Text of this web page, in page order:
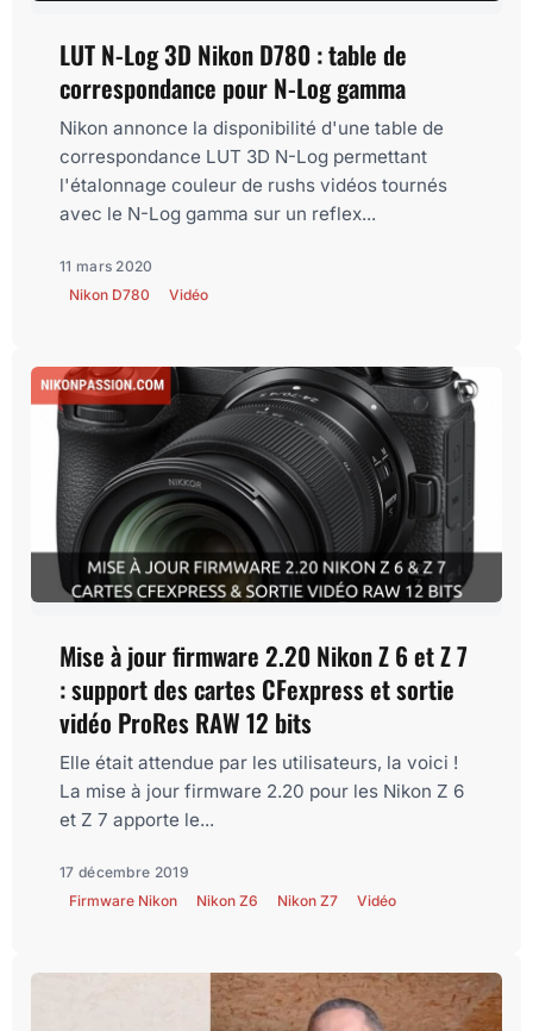
LUT N-Log 3D Nikon D780 : table de
correspondance pour N-Log gamma
Nikon annonce la disponibilité d'une table de
correspondance LUT 3D N-Log permettant
l'étalonnage couleur de rushs vidéos tournés
avec le N-Log gamma sur un reflex...
11 mars 2020
Nikon D780
Vidéo
Mise à jour firmware 2.20 Nikon Z 6 et Z 7
: support des cartes CFexpress et sortie
vidéo ProRes RAW 12 bits
Elle était attendue par les utilisateurs, la voici !
La mise à jour firmware 2.20 pour les Nikon Z 6
et Z 7 apporte le...
17 décembre 2019
Firmware Nikon
Nikon Z6 Nikon Z7 Vidéo